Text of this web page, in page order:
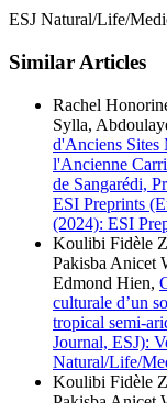
ESJ Natural/Life/
Similar Articles
Rachel
Sylla,
d'Anciens Sites
l'Ancienne
de Sangarédi,
ESI Preprints
(2024): ESI
Koulibi Fidèle
Pakisba Anicet
Edmond Hien,
culturale d’un
tropical semi-
Journal, ESJ):
Natural/Life/
Koulibi Fidèle